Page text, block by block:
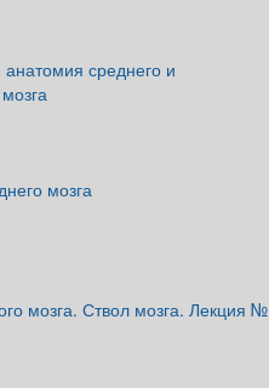
среднего и
мозга
мозга. Ствол мозга. Лекция №